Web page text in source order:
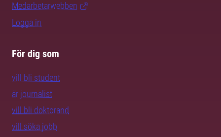
Medarbetarwebben
Logga in
För dig som
vill bli student
är journalist
vill bli doktorand
vill söka jobb